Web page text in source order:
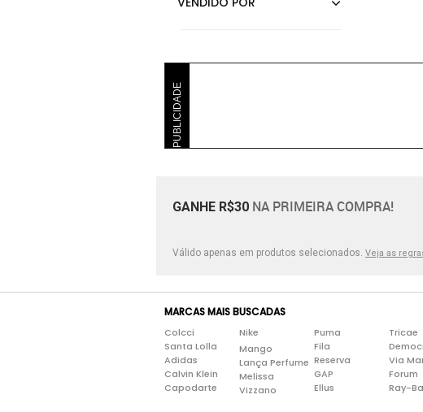
PUBLICIDADE
GANHE R$30 NA PRIMEIRA COMPRA!
Válido apenas em produtos selecionados. Veja as
MARCAS MAIS BUSCADAS
Colcci
Santa Lolla
Adidas
Calvin Klein
Capodarte
Nike
Mango
Lança Perfume
Melissa
Vizzano
Puma
Fila
Reserva
GAP
Ellus
Tricae
Via
Forum
Ray-